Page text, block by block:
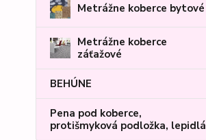
Metrážne koberce bytové
Metrážne koberce
záťažové
BEHÚNE
Pena pod koberce,
protišmyková podložka, lepidlá